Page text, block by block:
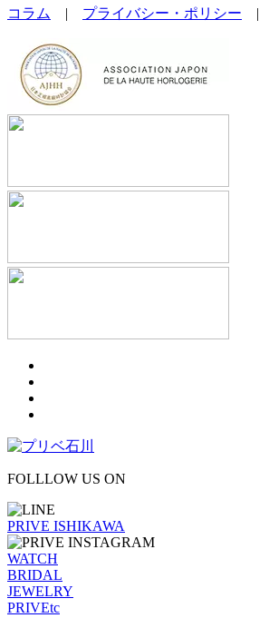
コラム | プライバシー・ポリシー |
FOLLLOW US ON
PRIVE ISHIKAWA
WATCH
BRIDAL
JEWELRY
PRIVEtc